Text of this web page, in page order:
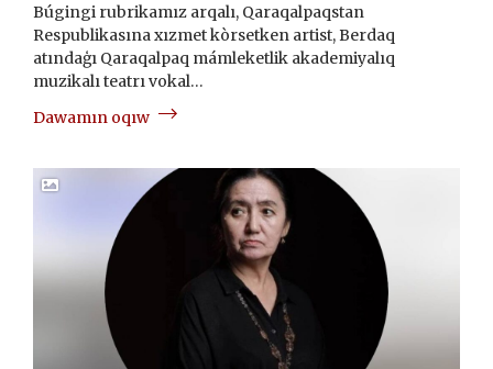
Búgingi rubrikamız arqalı, Qaraqalpaqstan
Respublikasına xızmet kòrsetken artist, Berdaq
atındaģı Qaraqalpaq mámleketlik akademiyalıq
muzikalı teatrı vokal…
Dawamın oqıw